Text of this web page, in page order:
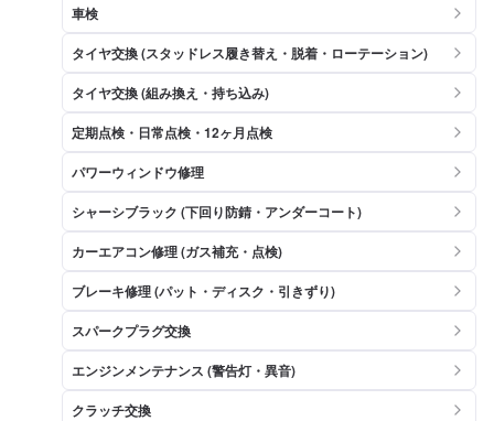
車検
タイヤ交換 (スタッドレス履き替え・脱着・ローテーション)
タイヤ交換 (組み換え・持ち込み)
定期点検・日常点検・12ヶ月点検
パワーウィンドウ修理
シャーシブラック (下回り防錆・アンダーコート)
カーエアコン修理 (ガス補充・点検)
ブレーキ修理 (パット・ディスク・引きずり)
スパークプラグ交換
エンジンメンテナンス (警告灯・異音)
クラッチ交換